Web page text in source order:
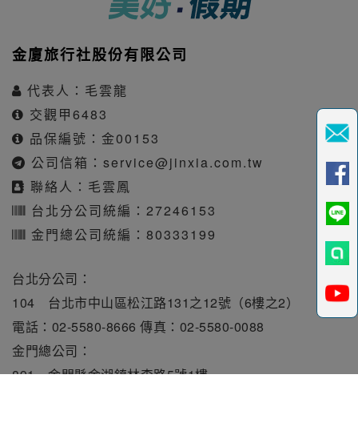
金廈旅行社股份有限公司
代表人：毛雲龍
交觀甲6483
品保編號：金00153
公司信箱： service@jinxia.com.tw
聯絡人：毛雲鳳
台北分公司統編：27246153
金門總公司統編：80333199
台北分公司：
104 台北市中山區松江路131之12號（6樓之2）
電話：02-5580-8666 傳真：02-5580-0088
金門總公司：
891 金門縣金湖鎮林森路5號1樓